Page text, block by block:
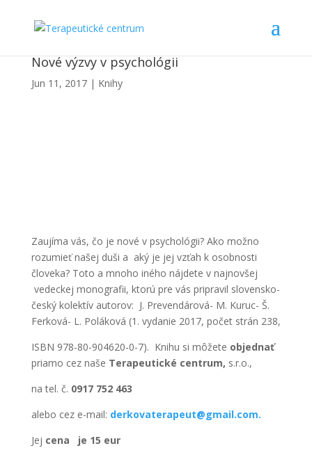
Nové výzvy v psychológii
Jun 11, 2017| Knihy
Zaujíma vás, čo je nové v psychológii? Ako možno
rozumieť našej duši a aký je jej vzťah k osobnosti
človeka? Toto a mnoho iného nájdete v najnovšej
vedeckej monografii, ktorú pre vás pripravil slovensko-
český kolektív autorov: J. Prevendárová- M. Kuruc- Š.
Ferková- L. Poláková (1. vydanie 2017, počet strán 238,
ISBN 978-80-904620-0-7). Knihu si môžete objednať
priamo cez naše Terapeutické centrum, s.r.o.,
na tel. č. 0917 752 463
alebo cez e-mail: derkovaterapeut@gmail.com.
Jej cena je 15 eur